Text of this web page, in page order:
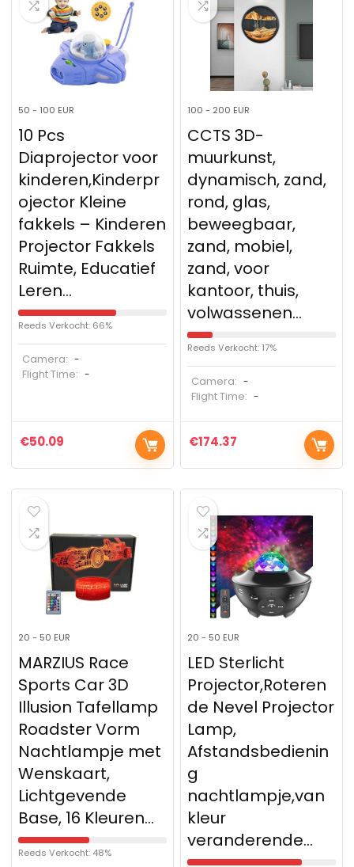
50 - 100 EUR
10 Pcs
Diaprojector voor
kinderen,Kinderpr
ojector Kleine
fakkels – Kinderen
Projector Fakkels
Ruimte, Educatief
Leren…
Reeds Verkocht: 66%
Camera: -
Flight Time: -
€50.09
100 - 200 EUR
CCTS 3D-
muurkunst,
dynamisch, zand,
rond, glas,
beweegbaar,
zand, mobiel,
zand, voor
kantoor, thuis,
volwassenen…
Reeds Verkocht: 17%
Camera: -
Flight Time: -
€174.37
20 - 50 EUR
MARZIUS Race
Sports Car 3D
Illusion Tafellamp
Roadster Vorm
Nachtlampje met
Wenskaart,
Lichtgevende
Base, 16 Kleuren…
Reeds Verkocht: 48%
20 - 50 EUR
LED Sterlicht
Projector,Roteren
de Nevel Projector
Lamp,
Afstandsbedienin
g
nachtlampje,van
kleur
veranderende…